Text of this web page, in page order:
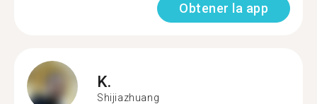
Obtener la app
K.
Shijiazhuang